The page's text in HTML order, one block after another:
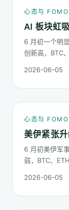
心态与 FOMO
AI 板块虹
6 月初一个明
创新高，BTC
2026-06-05
心态与 FOMO
美伊紧张
6 月初美伊军
弱，BTC、
2026-06-05